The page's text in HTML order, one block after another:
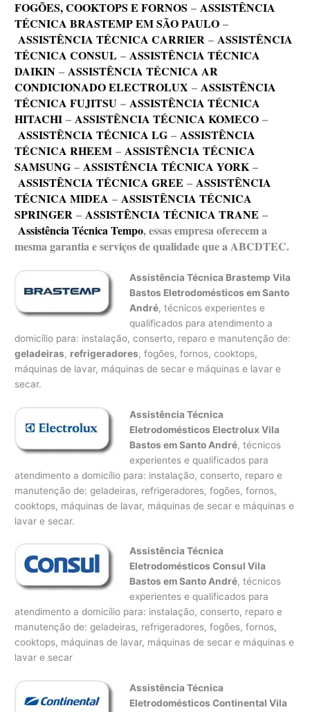
FOGÕES, COOKTOPS E FORNOS –ASSISTÊNCIA
TÉCNICA BRASTEMP EM SÃO PAULO –
ASSISTÊNCIA TÉCNICA CARRIER –ASSISTÊNCIA
TÉCNICA CONSUL –ASSISTÊNCIA TÉCNICA
DAIKIN –ASSISTÊNCIA TÉCNICA AR
CONDICIONADO ELECTROLUX –ASSISTÊNCIA
TÉCNICA FUJITSU –ASSISTÊNCIA TÉCNICA
HITACHI –ASSISTÊNCIA TÉCNICA KOMECO –
ASSISTÊNCIA TÉCNICA LG –ASSISTÊNCIA
TÉCNICA RHEEM –ASSISTÊNCIA TÉCNICA
SAMSUNG –ASSISTÊNCIA TÉCNICA YORK–
ASSISTÊNCIA TÉCNICA GREE –ASSISTÊNCIA
TÉCNICA MIDEA –ASSISTÊNCIA TÉCNICA
SPRINGER –ASSISTÊNCIA TÉCNICA TRANE –
Assistência Técnica Tempo, essas empresa oferecem a
mesma garantia e serviços de qualidade que a ABCDTEC.
Assistência Técnica Brastemp Vila
Bastos Eletrodomésticos em Santo
André, técnicos experientes e
qualificados para atendimento a
domicílio para: instalação, conserto, reparo e manutenção de:
geladeiras, refrigeradores, fogões, fornos, cooktops,
máquinas de lavar, máquinas de secar e máquinas e lavar e
secar.
Assistência Técnica
Eletrodomésticos Electrolux Vila
Bastos em Santo André, técnicos
experientes e qualificados para
atendimento a domicílio para: instalação, conserto, reparo e
manutenção de: geladeiras, refrigeradores, fogões, fornos,
cooktops, máquinas de lavar, máquinas de secar e máquinas e
lavar e secar.
Assistência Técnica
Eletrodomésticos Consul Vila
Bastos em Santo André, técnicos
experientes e qualificados para
atendimento a domicílio para: instalação, conserto, reparo e
manutenção de: geladeiras, refrigeradores, fogões, fornos,
cooktops, máquinas de lavar, máquinas de secar e máquinas e
lavar e secar
Assistência Técnica
Eletrodomésticos Continental Vila